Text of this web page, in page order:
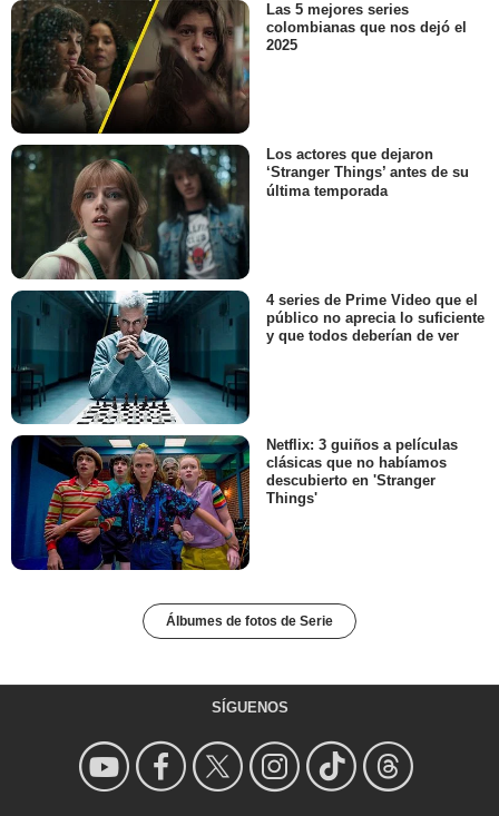
Las 5 mejores series
colombianas que nos dejó el
2025
Los actores que dejaron
‘Stranger Things’ antes de su
última temporada
4 series de Prime Video que el
público no aprecia lo suficiente
y que todos deberían de ver
Netflix: 3 guiños a películas
clásicas que no habíamos
descubierto en 'Stranger
Things'
Álbumes de fotos de Serie
SÍGUENOS